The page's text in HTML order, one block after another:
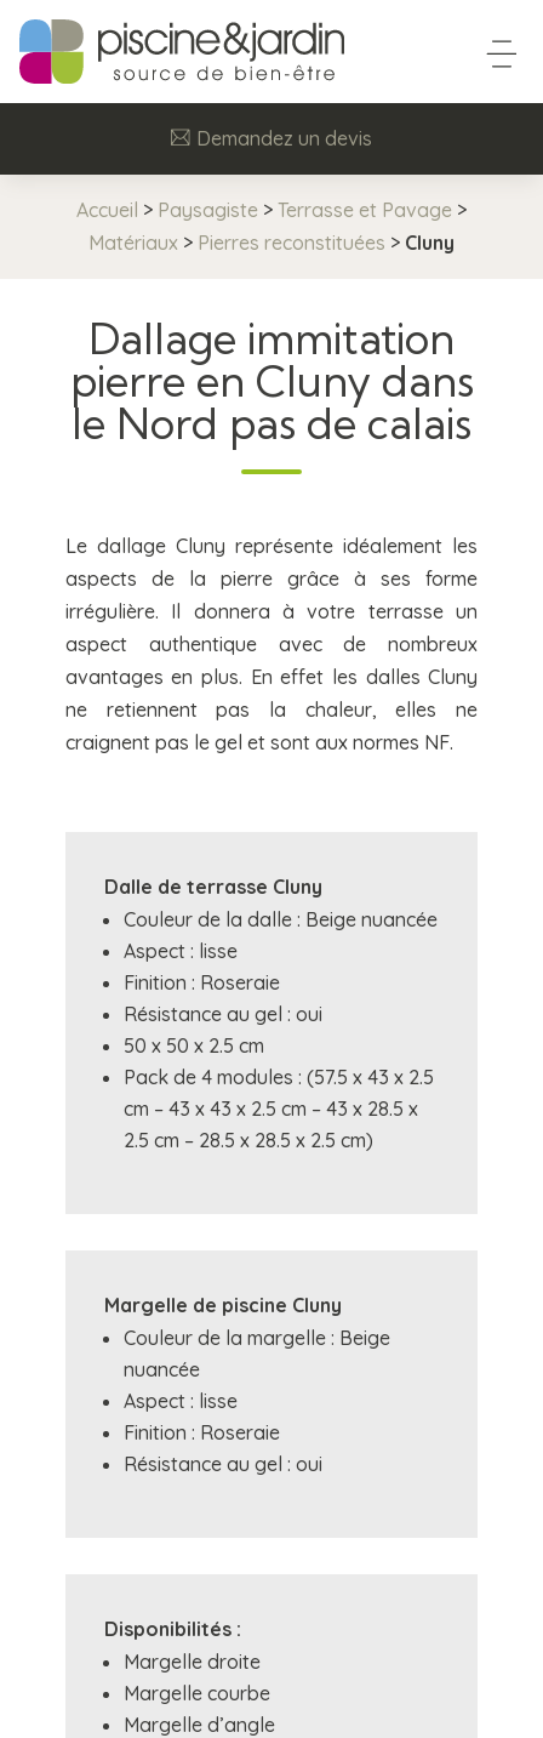
Demandez un devis
Accueil > Paysagiste > Terrasse et Pavage >
Matériaux > Pierres reconstituées > Cluny
Dallage immitation
pierre en Cluny dans
le Nord pas de calais
Le dallage Cluny représente idéalement les
aspects de la pierre grâce à ses forme
irrégulière. Il donnera à votre terrasse un
aspect authentique avec de nombreux
avantages en plus. En effet les dalles Cluny
ne retiennent pas la chaleur, elles ne
craignent pas le gel et sont aux normes NF.
Dalle de terrasse Cluny
Couleur de la dalle : Beige nuancée
Aspect : lisse
Finition : Roseraie
Résistance au gel : oui
50 x 50 x 2.5 cm
Pack de 4 modules : (57.5 x 43 x 2.5
cm – 43 x 43 x 2.5 cm – 43 x 28.5 x
2.5 cm – 28.5 x 28.5 x 2.5 cm)
Margelle de piscine Cluny
Couleur de la margelle : Beige
nuancée
Aspect : lisse
Finition : Roseraie
Résistance au gel : oui
Disponibilités :
Margelle droite
Margelle courbe
Margelle d’angle